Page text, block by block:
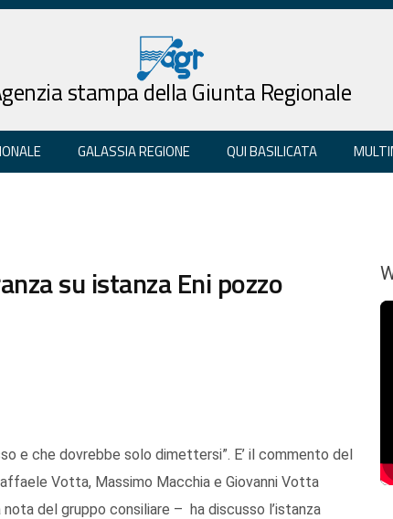
stampa della Giunta Regionale
GALASSIA REGIONE QUI BASILICATA
su istanza Eni pozzo
e che dovrebbe solo dimettersi”. E’ il commento del
Votta, Massimo Macchia e Giovanni Votta
del gruppo consiliare – ha discusso l’istanza